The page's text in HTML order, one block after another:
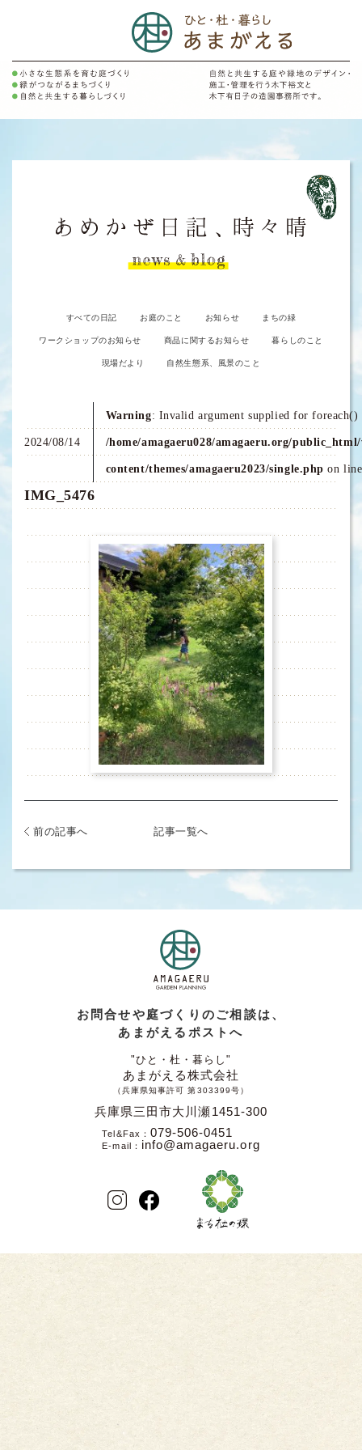
すべての日記 お庭のこと お知らせ まちの緑
ワークショップのお知らせ 商品に関するお知らせ 暮らしのこと
現場だより 自然生態系、風景のこと
2024/08/14
Warning: Invalid argument supplied for foreach()
/home/amagaeru028/amagaeru.org/
content/themes/amagaeru2023/single.php on
IMG_5476
前の記事へ 記事一覧へ
お問合せや庭づくりのご相談は、
あまがえるポストへ
"ひと・杜・暮らし"
あまがえる株式会社
（兵庫県知事許可 第303399号）
兵庫県三田市大川瀬1451-300
Tel&Fax 079-506-0451
E-mail info@amagaeru.org